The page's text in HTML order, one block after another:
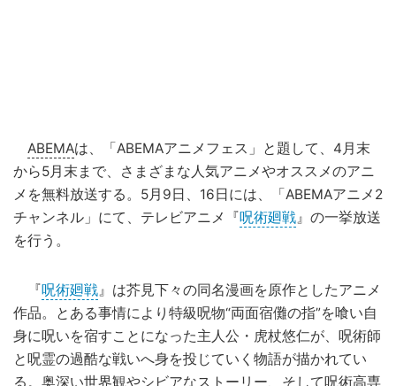
ABEMAは、「ABEMAアニメフェス」と題して、4月末
から5月末まで、さまざまな人気アニメやオススメのアニ
メを無料放送する。5月9日、16日には、「ABEMAアニメ2
チャンネル」にて、テレビアニメ『呪術廻戦』の一挙放送
を行う。
『呪術廻戦』は芥見下々の同名漫画を原作としたアニメ
作品。とある事情により特級呪物“両面宿儺の指”を喰い自
身に呪いを宿すことになった主人公・虎杖悠仁が、呪術師
と呪霊の過酷な戦いへ身を投じていく物語が描かれてい
る。奥深い世界観やシビアなストーリー、そして呪術高専